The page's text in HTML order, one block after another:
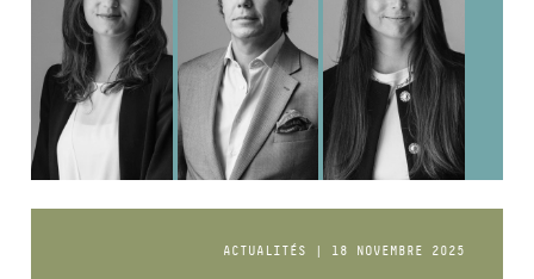
ACTUALITÉS | 18 NOVEMBRE 2025